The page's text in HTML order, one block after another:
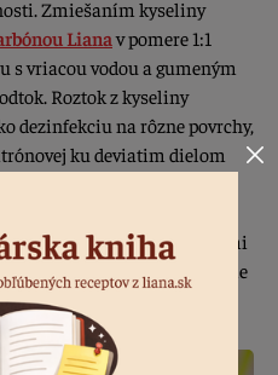
Zmiešaním kyseliny
Lianav pomere 1:1
s vriacou vodou a gumeným
Roztok z kyseliny
dezinfekciu na rôzne povrchy,
ku deviatim dielom
použiť ako leštidlo na
pomocou kyseliny
80 - 100 g prášku s kvapkami
premiešaní zmesi dávkujeme